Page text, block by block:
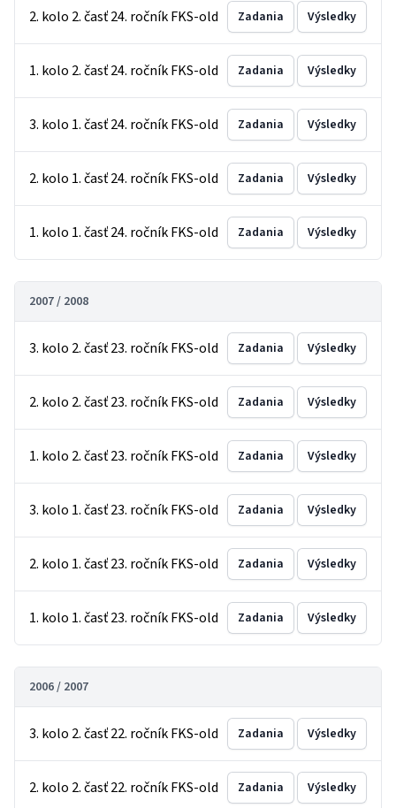
2. kolo 2. časť 24. ročník FKS-old Zadania Výsledky
1. kolo 2. časť 24. ročník FKS-old Zadania Výsledky
3. kolo 1. časť 24. ročník FKS-old Zadania Výsledky
2. kolo 1. časť 24. ročník FKS-old Zadania Výsledky
1. kolo 1. časť 24. ročník FKS-old Zadania Výsledky
2007 / 2008
3. kolo 2. časť 23. ročník FKS-old Zadania Výsledky
2. kolo 2. časť 23. ročník FKS-old Zadania Výsledky
1. kolo 2. časť 23. ročník FKS-old Zadania Výsledky
3. kolo 1. časť 23. ročník FKS-old Zadania Výsledky
2. kolo 1. časť 23. ročník FKS-old Zadania Výsledky
1. kolo 1. časť 23. ročník FKS-old Zadania Výsledky
2006 / 2007
3. kolo 2. časť 22. ročník FKS-old Zadania Výsledky
2. kolo 2. časť 22. ročník FKS-old Zadania Výsledky